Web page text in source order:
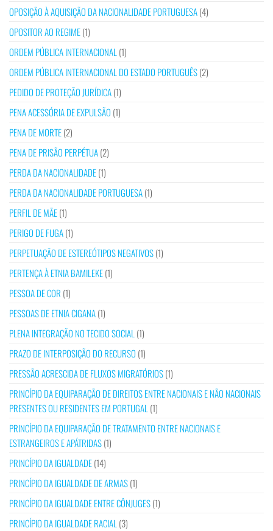
OPOSIÇÃO À AQUISIÇÃO DA NACIONALIDADE PORTUGUESA(4)
OPOSITOR AO REGIME(1)
ORDEM PÚBLICA INTERNACIONAL (1)
ORDEM PÚBLICA INTERNACIONAL DO ESTADO PORTUGUÊS(2)
PEDIDO DE PROTEÇÃO JURÍDICA(1)
PENA ACESSÓRIA DE EXPULSÃO (1)
PENA DE MORTE(2)
PENA DE PRISÃO PERPÉTUA(2)
PERDA DA NACIONALIDADE(1)
PERDA DA NACIONALIDADE PORTUGUESA(1)
PERFIL DE MÃE(1)
PERIGO DE FUGA(1)
PERPETUAÇÃO DE ESTEREÓTIPOS NEGATIVOS(1)
PERTENÇA À ETNIA BAMILEKE(1)
PESSOA DE COR (1)
PESSOAS DE ETNIA CIGANA(1)
PLENA INTEGRAÇÃO NO TECIDO SOCIAL (1)
PRAZO DE INTERPOSIÇÃO DO RECURSO (1)
PRESSÃO ACRESCIDA DE FLUXOS MIGRATÓRIOS(1)
PRINCÍPIO DA EQUIPARAÇÃO DE DIREITOS ENTRE NACIONAIS E NÃO NACIONAIS
PRESENTES OU RESIDENTES EM PORTUGAL (1)
PRINCÍPIO DA EQUIPARAÇÃO DE TRATAMENTO ENTRE NACIONAIS E
ESTRANGEIROS E APÁTRIDAS(1)
PRINCÍPIO DA IGUALDADE(14)
PRINCÍPIO DA IGUALDADE DE ARMAS(1)
PRINCÍPIO DA IGUALDADE ENTRE CÔNJUGES(1)
PRINCÍPIO DA IGUALDADE RACIAL (3)